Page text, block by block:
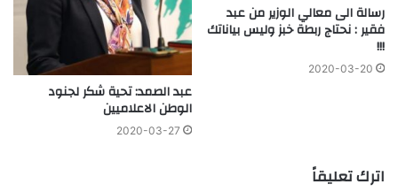
رسالة الى معالي الوزير من عبد
فقير : نحتاج ربطة خبز وليس بياناتك
!!!
2020-03-20
عبد الصمد: تحية شكر لجنود
الوطن الاعلاميين
2020-03-27
اترك تعليقاً